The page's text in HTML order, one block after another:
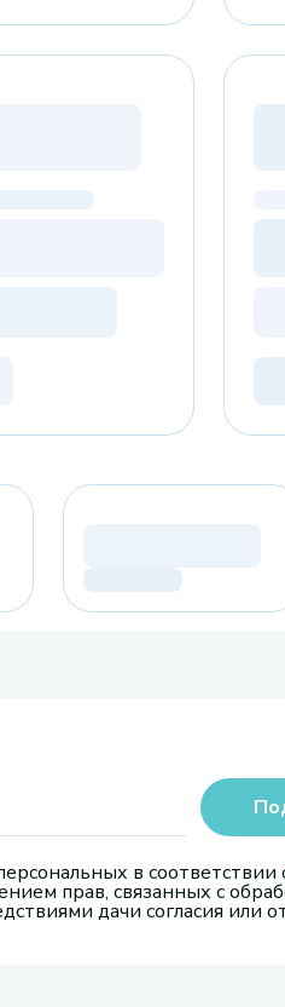
в соответствии
прав, связанных с
дачи согласия или